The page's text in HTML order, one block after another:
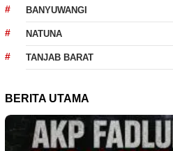
BANYUWANGI
NATUNA
TANJAB BARAT
BERITA UTAMA